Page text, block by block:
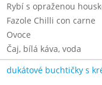
Rybí s opraženou
Fazole Chilli con carne
Ovoce
Čaj, bílá káva, voda
dukátové buchtičky s